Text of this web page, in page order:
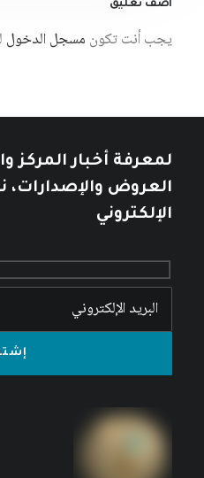
أضف تعليق
يجب أنت تكون مسجل الدخول
لمعرفة أخبار المركز
العروض والإصدارات،
الإلكتروني